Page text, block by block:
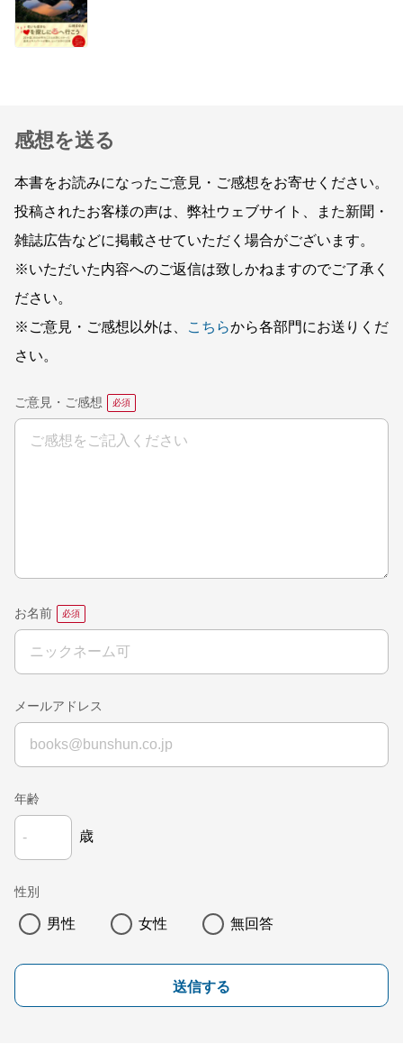
感想を送る
本書をお読みになったご意見・ご感想をお寄せください。
投稿されたお客様の声は、弊社ウェブサイト、また新聞・
雑誌広告などに掲載させていただく場合がございます。
※いただいた内容へのご返信は致しかねますのでご了承く
ださい。
※ご意見・ご感想以外は、
こちらから各部門にお送りくだ
さい。
ご意見・ご感想
お名前
メールアドレス
年齢
歳
性別
男性 女性 無回答
送信する